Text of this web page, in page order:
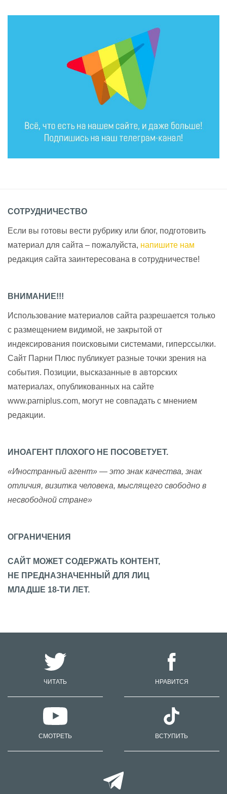
СОТРУДНИЧЕСТВО
Если вы готовы вести рубрику или блог, подготовить
материал для сайта – пожалуйста, напишите нам
редакция сайта заинтересована в сотрудничестве!
ВНИМАНИЕ!!!
Использование материалов сайта разрешается только
с размещением видимой, не закрытой от
индексирования поисковыми системами, гиперссылки.
Сайт Парни Плюс публикует разные точки зрения на
события. Позиции, высказанные в авторских
материалах, опубликованных на сайте
www.parniplus.com, могут не совпадать с мнением
редакции.
ИНОАГЕНТ ПЛОХОГО НЕ ПОСОВЕТУЕТ.
«Иностранный агент» — это знак качества, знак
отличия, визитка человека, мыслящего свободно в
несвободной стране»
ОГРАНИЧЕНИЯ
САЙТ МОЖЕТ СОДЕРЖАТЬ КОНТЕНТ,
НЕ ПРЕДНАЗНАЧЕННЫЙ ДЛЯ ЛИЦ
МЛАДШЕ 18-ТИ ЛЕТ.
ЧИТАТЬ НРАВИТСЯ
СМОТРЕТЬ ВСТУПИТЬ